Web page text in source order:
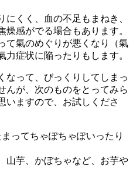
にくく、血の不足もまねき、
感がでる場合もあります。
て氣のめぐりが悪くなり（氣
症状に陥ったりもします。
なって、びっくりしてしまっ
んが、次のものをとってみら
いますので、お試しくださ
ってちゃぽちゃぽいったり
芋、かぼちゃなど、お芋や